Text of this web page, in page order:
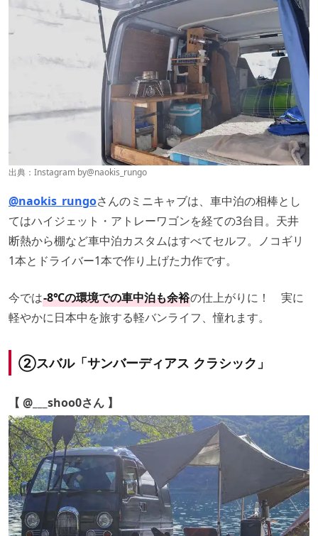
出典：Instagram by@naokis_rungo
@naokis_rungoさんのミニキャブは、車中泊の相棒とし
てはハイジェット・アトレーワゴンを経ての3台目。天井
断熱から棚など車中泊カスタムはすべてセルフ。ノコギリ
1本とドライバー1本で作り上げた力作です。
今では-8℃の環境での車中泊も余裕の仕上がりに！ 実に
軽やかに日本中を旅する軽バンライフ、憧れます。
②スバル「サンバーディアス クラシック」
【 @___shoo0さん 】